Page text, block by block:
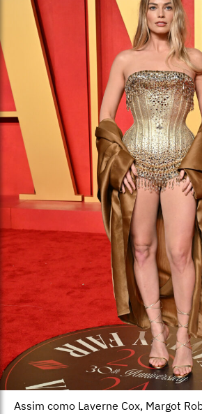
Assim como Laverne Cox, Margot